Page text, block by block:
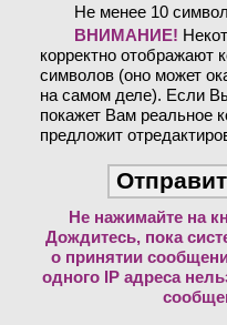
Не менее 10
ВНИМАНИЕ!
корректно отображают
символов (оно может
на самом деле). Если
покажет Вам реальное
предложит
Не нажимайте на
Дождитесь, пока
о принятии
одного IP адреса